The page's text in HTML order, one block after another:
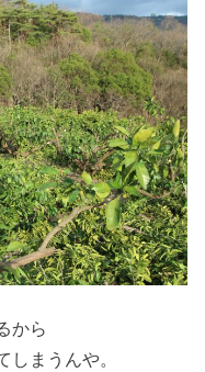
から
しまうんや。